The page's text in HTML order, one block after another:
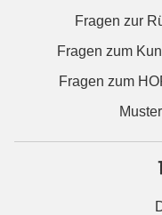
Fragen zur
Fragen zum
Fragen zum